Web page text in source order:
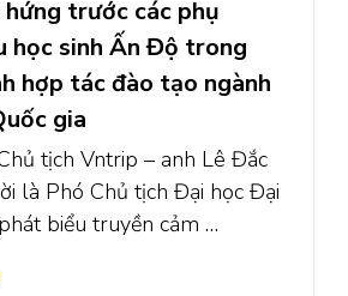
trước các phụ
học sinh Ấn Độ trong
hợp tác đào tạo ngành
gia
tịch Vntrip – anh Lê Đắc
là Phó Chủ tịch Đại học Đại
biểu truyền cảm …